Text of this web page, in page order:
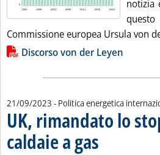
notizia
Commissione europea Ursula von
Lista allegati PDF alla
Discorso von der Leyen
21/09/2023 - Politica energetica
UK, rimandato lo
caldaie a gas . Pubblicata giovedì